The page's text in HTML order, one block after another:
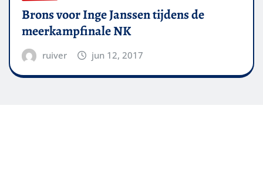
Brons voor Inge Janssen tijdens de
meerkampfinale NK
ruiver jun 12, 2017